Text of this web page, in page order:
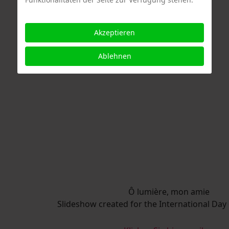
Ô lumière, mon amie
Slideshow created for the International
Akzeptieren
Ablehnen